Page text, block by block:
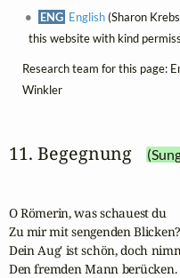
ENG English(Sharon
this website with kind
Research team for this page:
Winkler
11. Begegnung
O Römerin, was schauest du
Zu mir mit sengenden Blicken?
Dein Aug' ist schön, doch
Den fremden Mann berücken.